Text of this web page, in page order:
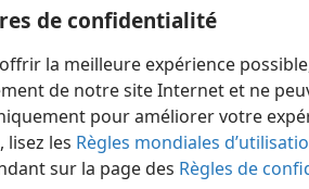
de confidentialité
la meilleure expérience
de notre site Internet et ne
pour améliorer votre
lisez les Règles mondiales
sur la page des Règles de
© 2026 Watch Tower Bible and Tract Society of